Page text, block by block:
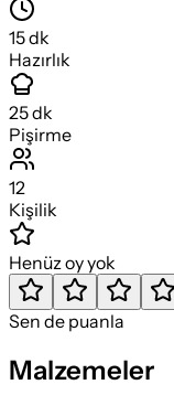
15dk
Hazırlık
25dk
Pişirme
12
Kişilik
Henüz oy yok
Sen de puanla
Malzemeler